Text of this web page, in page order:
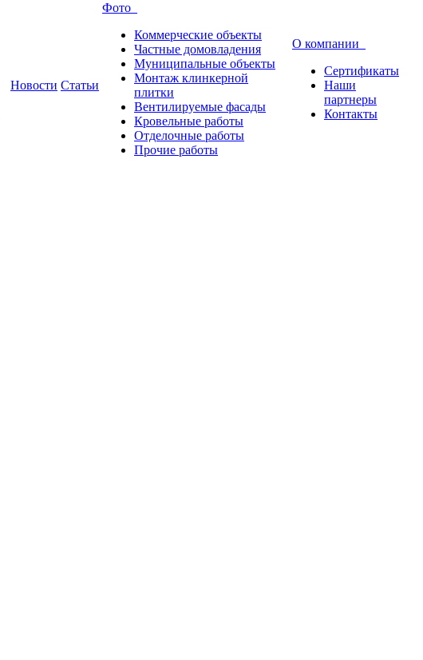
Новости Статьи
Фото
Коммерческие объекты
Частные домовладения
Муниципальные объекты
Монтаж клинкерной
плитки
Вентилируемые фасады
Кровельные работы
Отделочные работы
Прочие работы
О компании
Сертификаты
Наши
партнеры
Контакты